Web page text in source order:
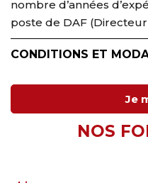
nombre d’années
poste de DAF
CONDITIONS ET
Je
NOS